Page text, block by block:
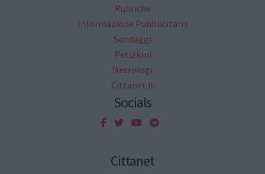
Rubriche
Informazione Pubblicitaria
Sondaggi
Petizioni
Necrologi
Cittanet.it
Socials
Cittanet